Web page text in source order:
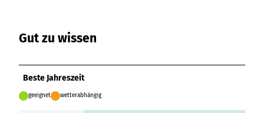
Variante 2
Übersicht
destination.medialibrary
Gut zu wissen
Beste Jahreszeit
geeignet wetterabhängig